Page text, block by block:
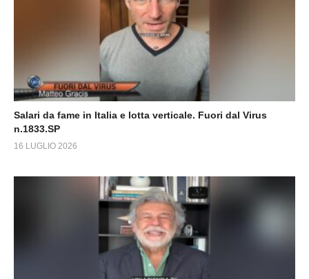
Salari da fame in Italia e lotta verticale. Fuori dal Virus
n.1833.SP
16 LUGLIO 2026